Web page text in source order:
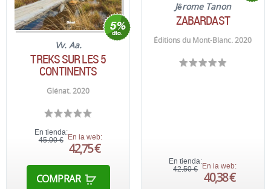
Vv. Aa.
TREKS SUR LES 5
CONTINENTS
Glénat. 2020
En tienda:
45,00 € En la web:
42,75 €
COMPRAR
Jêrome Tanon
ZABARDAST
Éditions du Mont-Blanc. 2020
En tienda:
42,50 €
En la web:
40,38 €